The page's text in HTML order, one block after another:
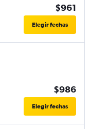
$961
Elegir fechas
$986
Elegir fechas